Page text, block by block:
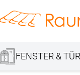
FENSTER &